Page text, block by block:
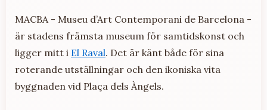
MACBA - Museu d’Art Contemporani de Barcelona -
är stadens främsta museum för samtidskonst och
ligger mitt i El Raval. Det är känt både för sina
roterande utställningar och den ikoniska vita
byggnaden vid Plaça dels Àngels.